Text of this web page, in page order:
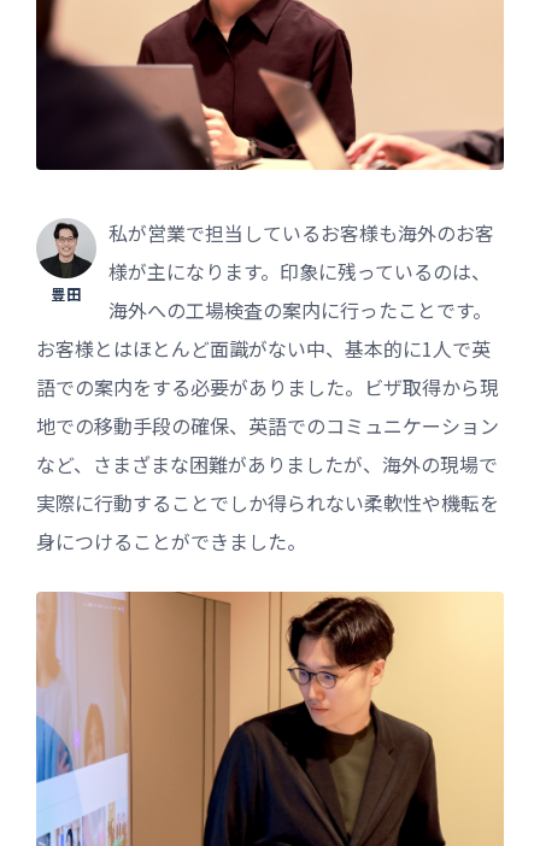
豊田
私が営業で担当しているお客様も海外のお客
様が主になります。印象に残っているのは、
海外への工場検査の案内に行ったことです。
お客様とはほとんど面識がない中、基本的に1人で英
語での案内をする必要がありました。ビザ取得から現
地での移動手段の確保、英語でのコミュニケーション
など、さまざまな困難がありましたが、海外の現場で
実際に行動することでしか得られない柔軟性や機転を
身につけることができました。